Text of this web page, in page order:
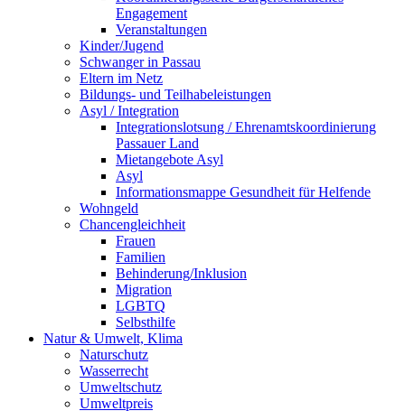
Engagement
Veranstaltungen
Kinder/Jugend
Schwanger in Passau
Eltern im Netz
Bildungs- und Teilhabeleistungen
Asyl / Integration
Integrationslotsung / Ehrenamtskoordinierung
Passauer Land
Mietangebote Asyl
Asyl
Informationsmappe Gesundheit für Helfende
Wohngeld
Chancengleichheit
Frauen
Familien
Behinderung/Inklusion
Migration
LGBTQ
Selbsthilfe
Natur & Umwelt, Klima
Naturschutz
Wasserrecht
Umweltschutz
Umweltpreis